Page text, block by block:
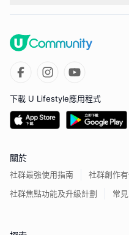
下載 U Lifestyle應用程式
關於
社群最強使用指南
社群創作
社群焦點功能及升級計劃
常